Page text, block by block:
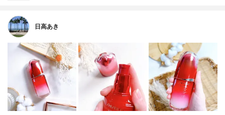
日高あき